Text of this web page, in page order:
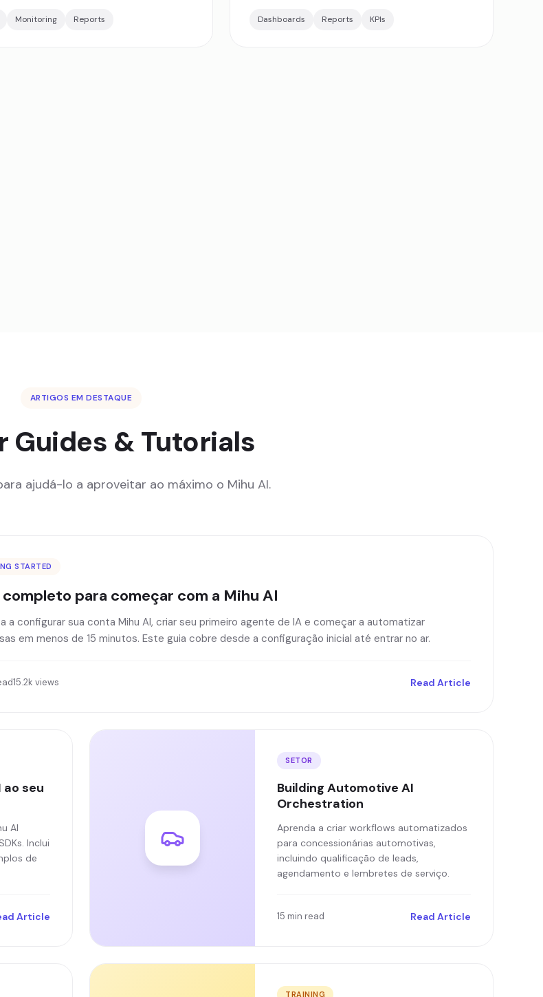
Monitoring Reports Dashboards Reports KPIs
ARTIGOS EM DESTAQUE
Guides & Tutorials
ajudá-lo a aproveitar ao máximo o Mihu AI.
STARTED
completo para começar com a Mihu AI
a configurar sua conta Mihu AI, criar seu primeiro agente de IA e começar a automatizar
em menos de 15 minutos. Este guia cobre desde a configuração inicial até entrar no ar.
15.2k views Read Article
ao seu
AI
Inclui
de
Article
SETOR
Building Automotive AI
Orchestration
Aprenda a criar workflows automatizados
para concessionárias automotivas,
incluindo qualificação de leads,
agendamento e lembretes de serviço.
15 min read Read Article
TRAINING